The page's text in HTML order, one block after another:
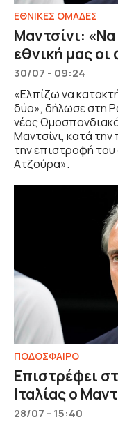
ΕΘΝΙΚΕΣ ΟΜΑΔΕΣ
Μαντσίνι:
εθνική μας οι
30/07 - 09:24
«Ελπίζω να
δύο», δήλωσε στη
νέος
Μαντσίνι, κατά
την επιστροφή
Ατζούρα».
ΠΟΔΟΣΦΑΙΡΟ
Επιστρέφει
Ιταλίας ο
28/07 - 15:40